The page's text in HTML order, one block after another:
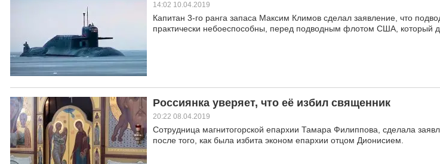
14:02 10.04.2019
Капитан 3-го ранга запаса Максим Климов сделал заявление, что
практически небоеспособны, перед подводным флотом США, который
Россиянка уверяет, что её избил священник
20:22 08.04.2019
Сотрудница магнитогорской епархии Тамара Филиппова, сделала
после того, как была избита эконом епархии отцом Дионисием.